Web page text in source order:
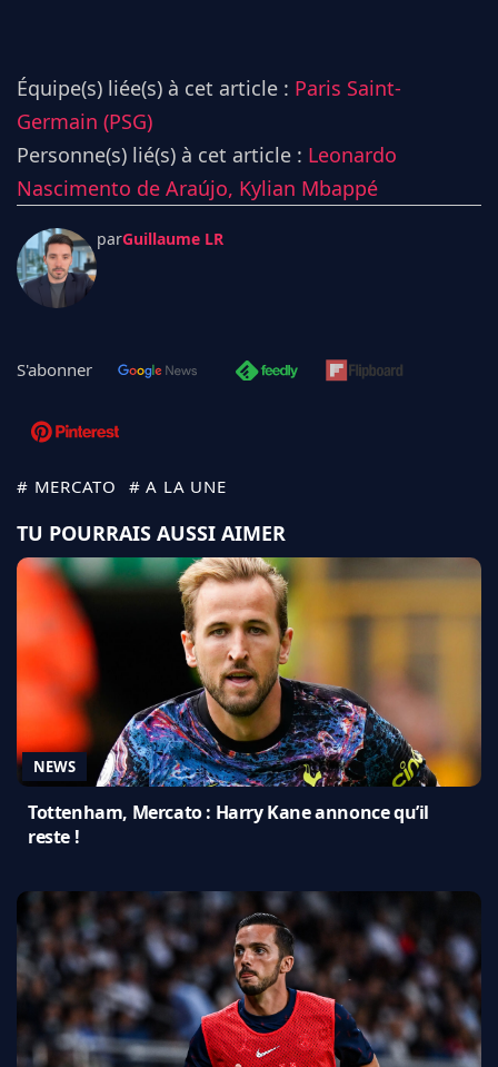
Équipe(s) liée(s) à cet article : Paris Saint-
Germain (PSG)
Personne(s) lié(s) à cet article : Leonardo
Nascimento de Araújo, Kylian Mbappé
parGuillaume LR
S'abonner
# MERCATO # A LA UNE
TU POURRAIS AUSSI AIMER
NEWS
Tottenham, Mercato : Harry Kane annonce qu’il
reste !